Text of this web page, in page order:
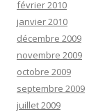
février 2010
janvier 2010
décembre 2009
novembre 2009
octobre 2009
septembre 2009
juillet 2009